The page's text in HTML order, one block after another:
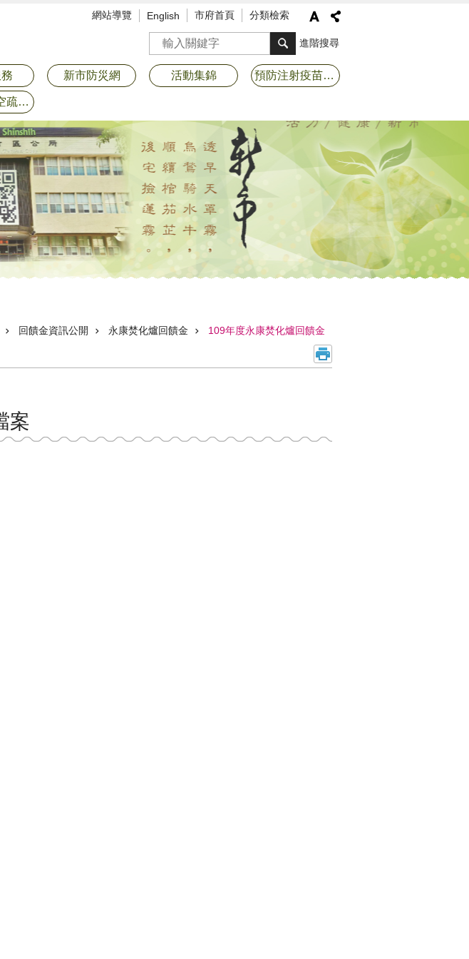
網站導覽 English 市府首頁 分類檢索
搜尋 進階搜尋
新市防災網 活動集錦 預防注射疫苗接種專區
臺南市防空疏散避難專區
回饋金資訊公開 永康焚化爐回饋金 109年度永康焚化爐回饋金
案